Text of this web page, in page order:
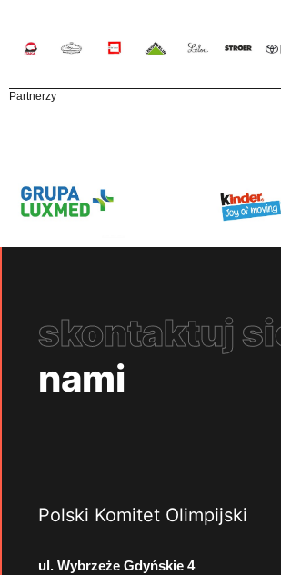
Partnerzy
skontaktuj
nami
Polski Komitet Olimpijski
ul. Wybrzeże Gdyńskie 4